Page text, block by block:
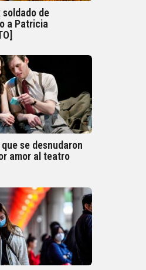
soldado de
a Patricia
se desnudaron
amor al teatro